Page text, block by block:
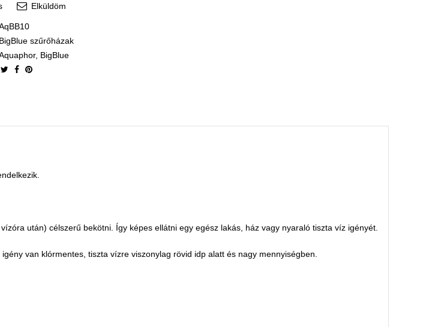
Elküldöm
BigBlue szűrőházak
, BigBlue
után) célszerű bekötni. Így képes ellátni egy egész lakás, ház vagy nyaraló tiszta víz igényét.
van klórmentes, tiszta vízre viszonylag rövid idp alatt és nagy mennyiségben.